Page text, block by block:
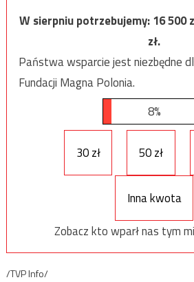
W sierpniu potrzebujemy:16 500
zł.
Państwa wsparcie jest niezbędne
Fundacji Magna Polonia.
8%
30 zł 50 zł
Inna kwota
Zobacz kto wparł nas tym
/TVP Info/